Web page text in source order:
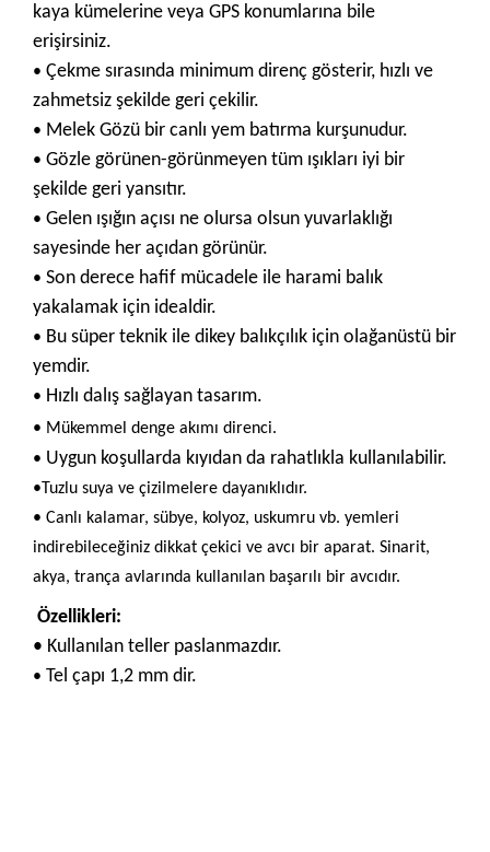
kaya kümelerine veya GPS konumlarına bile
erişirsiniz.
• Çekme sırasında minimum direnç gösterir, hızlı ve
zahmetsiz şekilde geri çekilir.
• Melek Gözü bir canlı yem batırma kurşunudur.
• Gözle görünen-görünmeyen tüm ışıkları iyi bir
şekilde geri yansıtır.
• Gelen ışığın açısı ne olursa olsun yuvarlaklığı
sayesinde her açıdan görünür.
• Son derece hafif mücadele ile harami balık
yakalamak için idealdir.
• Bu süper teknik ile dikey balıkçılık için olağanüstü bir
yemdir.
• Hızlı dalış sağlayan tasarım.
• Mükemmel denge akımı direnci.
• Uygun koşullarda kıyıdan da rahatlıkla kullanılabilir.
•Tuzlu suya ve çizilmelere dayanıklıdır.
• Canlı kalamar, sübye, kolyoz, uskumru vb. yemleri
indirebileceğiniz dikkat çekici ve avcı bir aparat. Sinarit,
akya, trança avlarında kullanılan başarılı bir avcıdır.
Özellikleri:
• Kullanılan teller paslanmazdır.
• Tel çapı 1,2 mm dir.